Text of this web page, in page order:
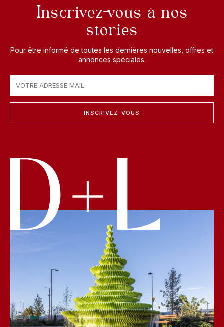
Inscrivez-vous à nos
stories
Pour être informé de toutes les dernières nouvelles, offres et
annonces spéciales.
INSCRIVEZ-VOUS